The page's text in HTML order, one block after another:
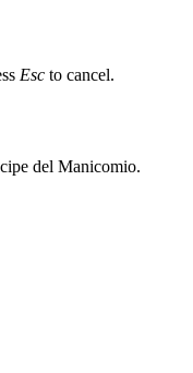
Esc to cancel.
del Manicomio.